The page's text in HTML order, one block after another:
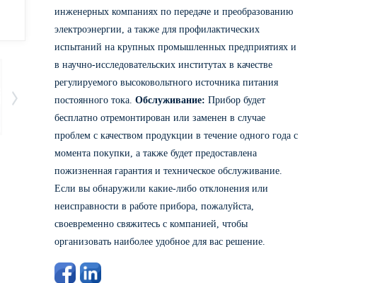
инженерных компаниях по передаче и преобразованию
электроэнергии, а также для профилактических
испытаний на крупных промышленных предприятиях и
в научно-исследовательских институтах в качестве
регулируемого высоковольтного источника питания
постоянного тока. Обслуживание: Прибор будет
бесплатно отремонтирован или заменен в случае
проблем с качеством продукции в течение одного года с
момента покупки, а также будет предоставлена
пожизненная гарантия и техническое обслуживание.
Если вы обнаружили какие-либо отклонения или
неисправности в работе прибора, пожалуйста,
своевременно свяжитесь с компанией, чтобы
организовать наиболее удобное для вас решение.